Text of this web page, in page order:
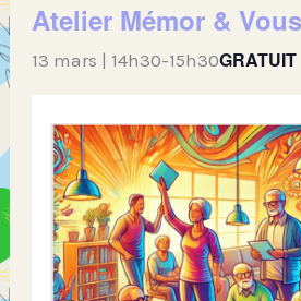
Atelier Mémor & Vous
13 mars | 14h30-15h30GRATUIT